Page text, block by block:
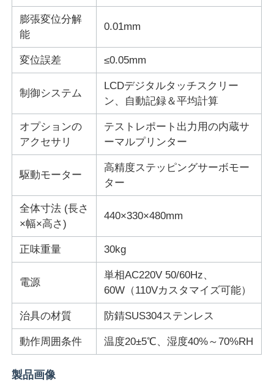
建築材料の試験装置
パッケージ試験装置
接着剤試験装置
生地試験機
温度および湿気のコントローラー
硬度のテスター
膨張変位分解
能
0.01mm
変位誤差 ≤0.05mm
制御システム
LCDデジタルタッチスクリー
ン、自動記録＆平均計算
オプションの
アクセサリ
テストレポート出力用の内蔵サ
ーマルプリンター
駆動モーター
高精度ステッピングサーボモー
ター
全体寸法 (長さ
×幅×高さ)
440×330×480mm
正味重量 30kg
電源
単相AC220V 50/60Hz、
60W（110Vカスタマイズ可能）
治具の材質 防錆SUS304ステンレス
動作周囲条件 温度20±5℃、湿度40%～70%RH
製品画像